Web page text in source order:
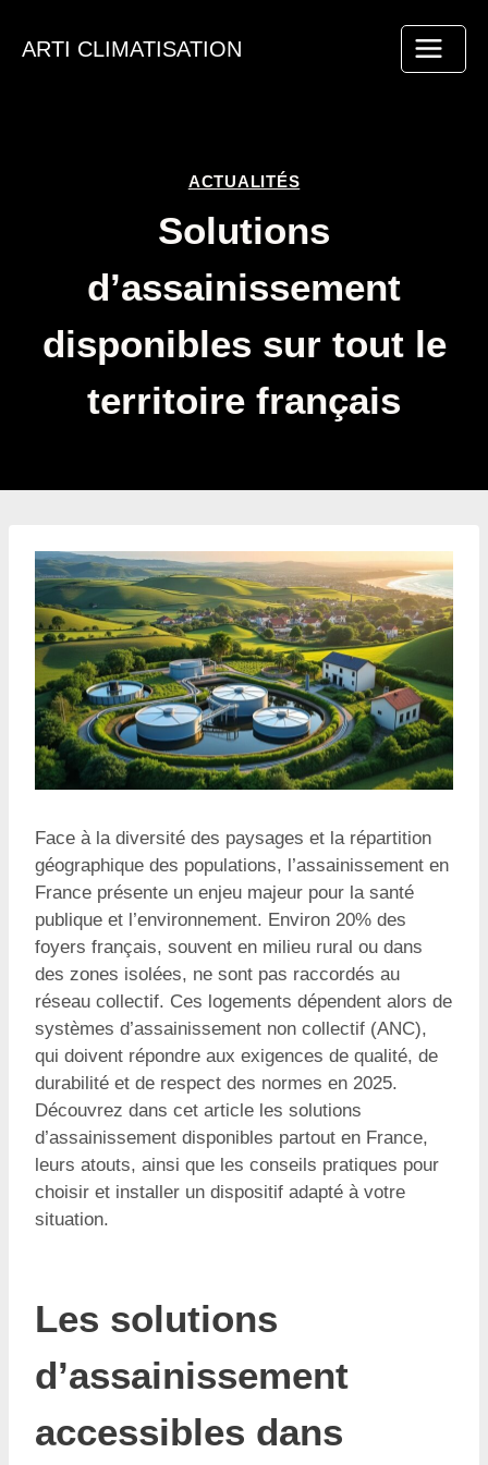
ARTI CLIMATISATION
ACTUALITÉS
Solutions
d’assainissement
disponibles sur tout le
territoire français
Face à la diversité des paysages et la répartition
géographique des populations, l’assainissement en
France présente un enjeu majeur pour la santé
publique et l’environnement. Environ 20% des
foyers français, souvent en milieu rural ou dans
des zones isolées, ne sont pas raccordés au
réseau collectif. Ces logements dépendent alors de
systèmes d’assainissement non collectif (ANC),
qui doivent répondre aux exigences de qualité, de
durabilité et de respect des normes en 2025.
Découvrez dans cet article les solutions
d’assainissement disponibles partout en France,
leurs atouts, ainsi que les conseils pratiques pour
choisir et installer un dispositif adapté à votre
situation.
Les solutions
d’assainissement
accessibles dans